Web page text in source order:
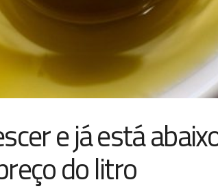
e já está
do litro